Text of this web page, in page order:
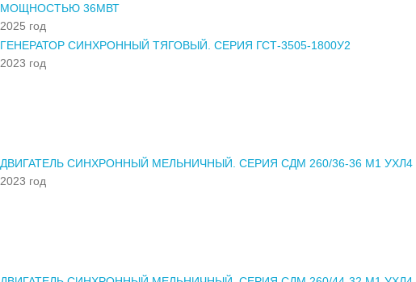
МОЩНОСТЬЮ 36МВТ
2025 год
ГЕНЕРАТОР СИНХРОННЫЙ ТЯГОВЫЙ. СЕРИЯ ГСТ-3505-1800У2
2023 год
ДВИГАТЕЛЬ СИНХРОННЫЙ МЕЛЬНИЧНЫЙ. СЕРИЯ СДМ 260/36-36 М1 УХЛ4
2023 год